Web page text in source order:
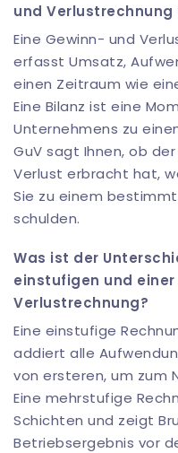
und Verlustrechnung
Eine Gewinn- und
erfasst Umsatz,
einen Zeitraum wie
Eine Bilanz ist eine
Unternehmens zu
GuV sagt Ihnen, ob
Verlust erbracht hat,
Sie zu einem
schulden.
Was ist der
einstufigen und
Verlustrechnung?
Eine einstufige
addiert alle
von ersteren, um zum
Eine mehrstufige
Schichten und zeigt
Betriebsergebnis vor